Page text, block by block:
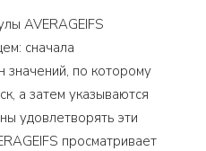
AVERAGEIFS
сначала
значений, по которому
а затем указываются
удовлетворять эти
просматривает